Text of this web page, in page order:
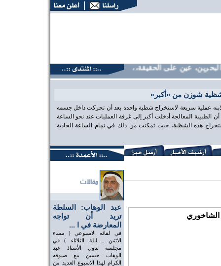
عين على الحقيقة،، منتديات البحرين، عين على
شوزن من «أكبر»
عملية سريعة لاستخراج شظية واحدة بعد أن تحركت داخل جسمه
المعالجة أدخلت أكبر إلى غرفة العمليات عند نحو الساعة
هذه الشظية، حيث تمكنت من ذلك في تمام الساعة الحادية
عبد الوهاب: السلطة
تريد أن تواجه
المعارضة في ا ...
في لقائه الاسبوعي ( مساء
الاثنين ـ ليلة الثلاثاء ) في
مجلسه تناول الأستاذ عبد
الوهاب حسين مع ضيوفه
الكرام لهذا الاسبوع العديد من